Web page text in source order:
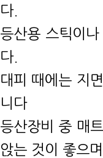
다.
등산용 스틱이
다.
대피 때에는 지
니다
등산장비 중 매
앉는 것이 좋으